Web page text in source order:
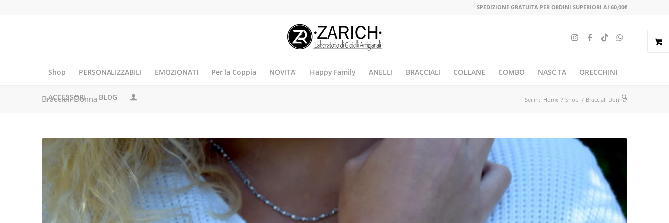
SPEDIZIONE GRATUITA PER ORDINI SUPERIORI AI 60,00€
Shop PERSONALIZZABILI EMOZIONATI Per la Coppia NOVITA’ Happy Family ANELLI BRACCIALI COLLANE COMBO NASCITA ORECCHINI
ACCESSORI BLOG
Bracciali Donna Sei in: Home / Shop / Bracciali Donna